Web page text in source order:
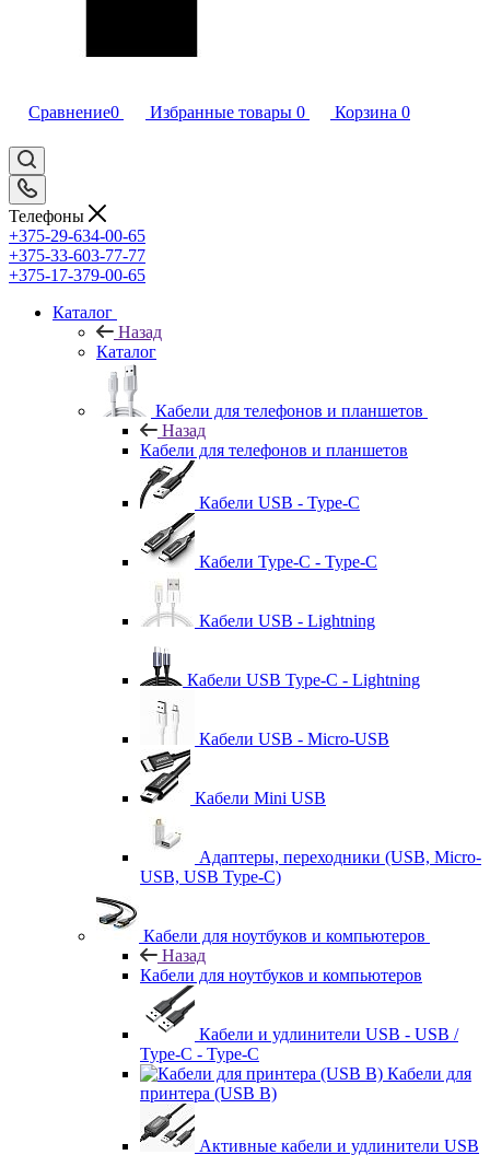
Сравнение0 Избранные товары 0 Корзина 0
Телефоны
+375-29-634-00-65
+375-33-603-77-77
+375-17-379-00-65
Каталог
Назад
Каталог
Кабели для телефонов и планшетов
Назад
Кабели для телефонов и планшетов
Кабели USB - Type-C
Кабели Type-C - Type-C
Кабели USB - Lightning
Кабели USB Type-C - Lightning
Кабели USB - Micro-USB
Кабели Mini USB
Адаптеры, переходники (USB, Micro-
USB, USB Type-C)
Кабели для ноутбуков и компьютеров
Назад
Кабели для ноутбуков и компьютеров
Кабели и удлинители USB - USB /
Type-C - Type-C
Кабели для
принтера (USB B)
Активные кабели и удлинители USB